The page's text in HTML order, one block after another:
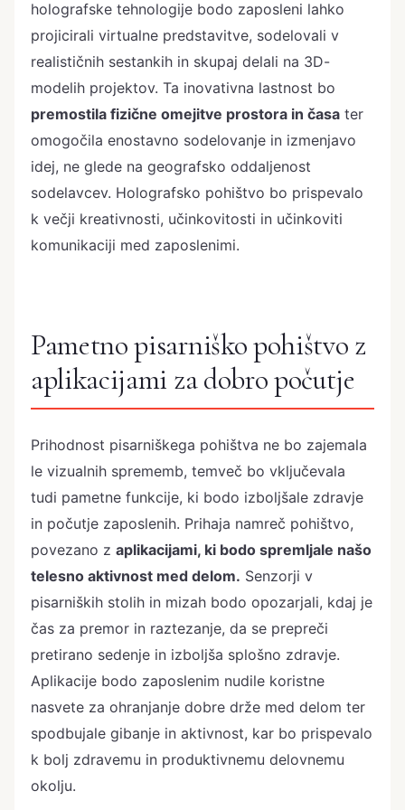
holografske tehnologije bodo zaposleni lahko
projicirali virtualne predstavitve, sodelovali v
realističnih sestankih in skupaj delali na 3D-
modelih projektov. Ta inovativna lastnost bo
premostila fizične omejitve prostora in časa ter
omogočila enostavno sodelovanje in izmenjavo
idej, ne glede na geografsko oddaljenost
sodelavcev. Holografsko pohištvo bo prispevalo
k večji kreativnosti, učinkovitosti in učinkoviti
komunikaciji med zaposlenimi.
Pametno pisarniško pohištvo z
aplikacijami za dobro počutje
Prihodnost pisarniškega pohištva ne bo zajemala
le vizualnih sprememb, temveč bo vključevala
tudi pametne funkcije, ki bodo izboljšale zdravje
in počutje zaposlenih. Prihaja namreč pohištvo,
povezano z aplikacijami, ki bodo spremljale našo
telesno aktivnost med delom. Senzorji v
pisarniških stolih in mizah bodo opozarjali, kdaj je
čas za premor in raztezanje, da se prepreči
pretirano sedenje in izboljša splošno zdravje.
Aplikacije bodo zaposlenim nudile koristne
nasvete za ohranjanje dobre drže med delom ter
spodbujale gibanje in aktivnost, kar bo prispevalo
k bolj zdravemu in produktivnemu delovnemu
okolju.